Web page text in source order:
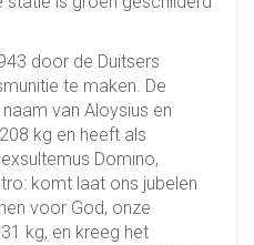
door de Duitsers
te maken. De
van Aloysius en
kg en heeft als
Domino,
komt laat ons jubelen
voor God, onze
kg, en kreeg het